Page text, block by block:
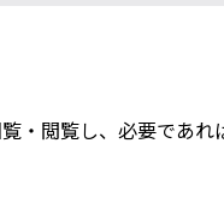
・閲覧し、必要であ